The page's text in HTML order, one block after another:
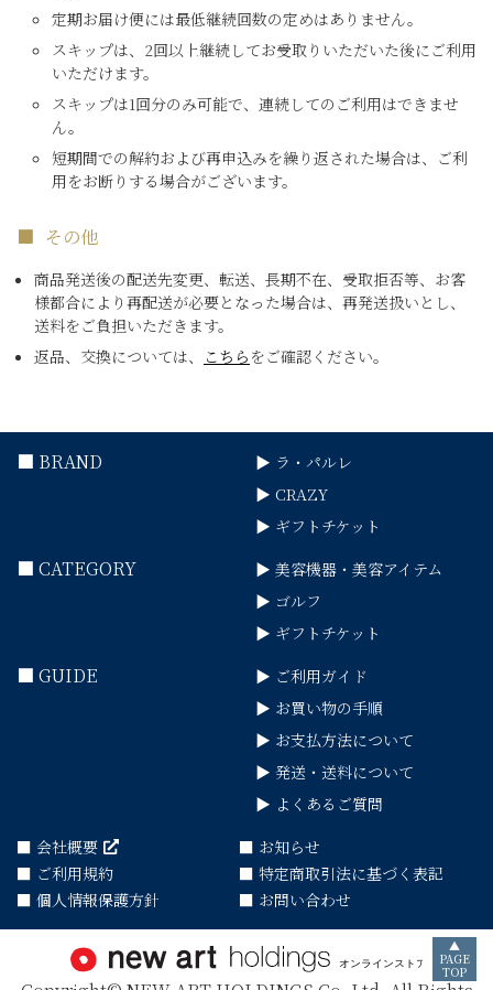
定期お届け便には最低継続回数の定めはありません。
スキップは、2回以上継続してお受取りいただいた後にご利用
いただけます。
スキップは1回分のみ可能で、連続してのご利用はできませ
ん。
短期間での解約および再申込みを繰り返された場合は、ご利
用をお断りする場合がございます。
その他
商品発送後の配送先変更、転送、長期不在、受取拒否等、お客
様都合により再配送が必要となった場合は、再発送扱いとし、
送料をご負担いただきます。
返品、交換については、
こちら をご確認ください。
■ BRAND
▶ ラ・パルレ
▶ CRAZY
▶ ギフトチケット
■ CATEGORY
▶ 美容機器・美容アイテム
▶ ゴルフ
▶ ギフトチケット
■ GUIDE
▶ ご利用ガイド
▶ お買い物の手順
▶ お支払方法について
▶ 発送・送料について
▶ よくあるご質問
■ 会社概要
■ お知らせ
■ ご利用規約
■ 特定商取引法に基づく表記
■ 個人情報保護方針
■ お問い合わせ
▲
PAGE
TOP